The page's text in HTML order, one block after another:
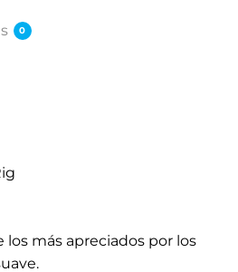
0
más apreciados por los